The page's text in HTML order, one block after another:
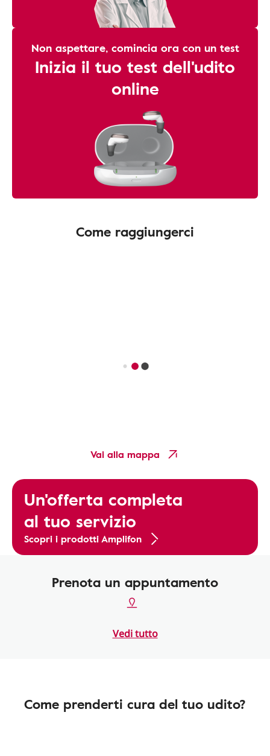
Non aspettare, comincia ora con un test
Inizia il tuo test dell'udito
online
Come raggiungerci
Vai alla mappa
Un'offerta completa
al tuo servizio
Scopri i prodotti Amplifon
Prenota un appuntamento
Vedi tutto
Come prenderti cura del tuo udito?